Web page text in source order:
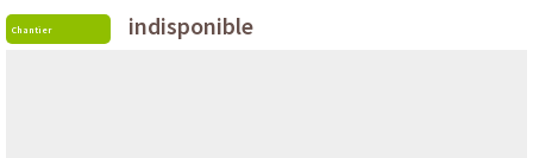
Chantier indisponible